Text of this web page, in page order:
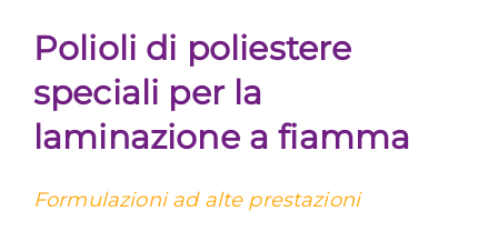
Polioli di poliestere
speciali per la
laminazione a fiamma
Formulazioni ad alte prestazioni